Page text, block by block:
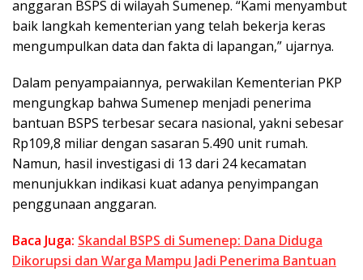
anggaran BSPS di wilayah Sumenep. “Kami menyambut
baik langkah kementerian yang telah bekerja keras
mengumpulkan data dan fakta di lapangan,” ujarnya.
Dalam penyampaiannya, perwakilan Kementerian PKP
mengungkap bahwa Sumenep menjadi penerima
bantuan BSPS terbesar secara nasional, yakni sebesar
Rp109,8 miliar dengan sasaran 5.490 unit rumah.
Namun, hasil investigasi di 13 dari 24 kecamatan
menunjukkan indikasi kuat adanya penyimpangan
penggunaan anggaran.
Baca Juga: Skandal BSPS di Sumenep: Dana Diduga
Dikorupsi dan Warga Mampu Jadi Penerima Bantuan